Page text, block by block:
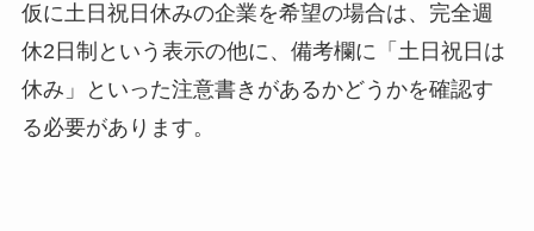
仮に土日祝日休みの企業を希望の場合は、完全週
休2日制という表示の他に、備考欄に「土日祝日は
休み」といった注意書きがあるかどうかを確認す
る必要があります。